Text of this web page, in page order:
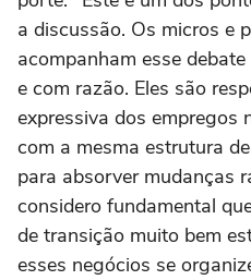
a discussão. Os micros e
acompanham esse
e com razão. Eles são
expressiva dos empregos
com a mesma estrutura
para absorver mudanças
considero fundamental
de transição muito bem
esses negócios se